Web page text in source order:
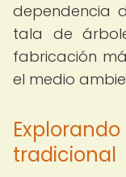
dependencia
tala de
fabricación
el medio
tradicional